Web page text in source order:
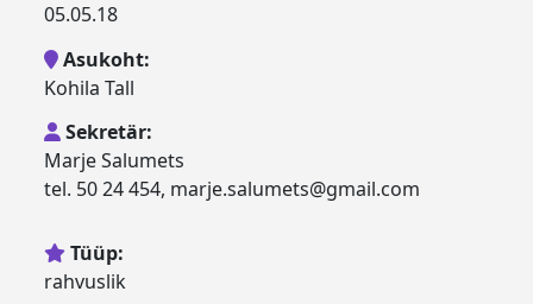
05.05.18
Asukoht:
Kohila Tall
Sekretär:
Marje Salumets
tel. 50 24 454, marje.salumets@gmail.com
Tüüp:
rahvuslik